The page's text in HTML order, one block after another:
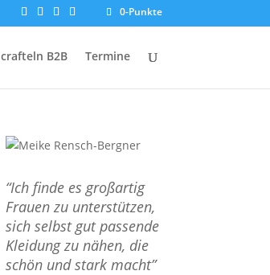
0-Punkte
crafteln B2B Termine
“Ich finde es großartig
Frauen zu unterstützen,
sich selbst gut passende
Kleidung zu nähen, die
schön und stark macht”